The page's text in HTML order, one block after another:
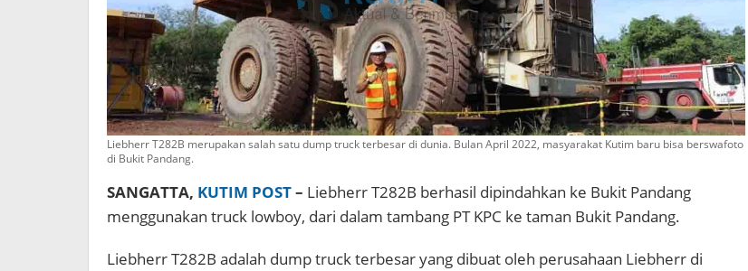
Liebherr T282B merupakan salah satu dump truck terbesar di dunia. Bulan April 2022, masyarakat Kutim baru bisa berswafoto
di Bukit Pandang.
SANGATTA, KUTIM POST– Liebherr T282B berhasil dipindahkan ke Bukit Pandang
menggunakan truck lowboy, dari dalam tambang PT KPC ke taman Bukit Pandang.
Liebherr T282B adalah dump truck terbesar yang dibuat oleh perusahaan Liebherr di